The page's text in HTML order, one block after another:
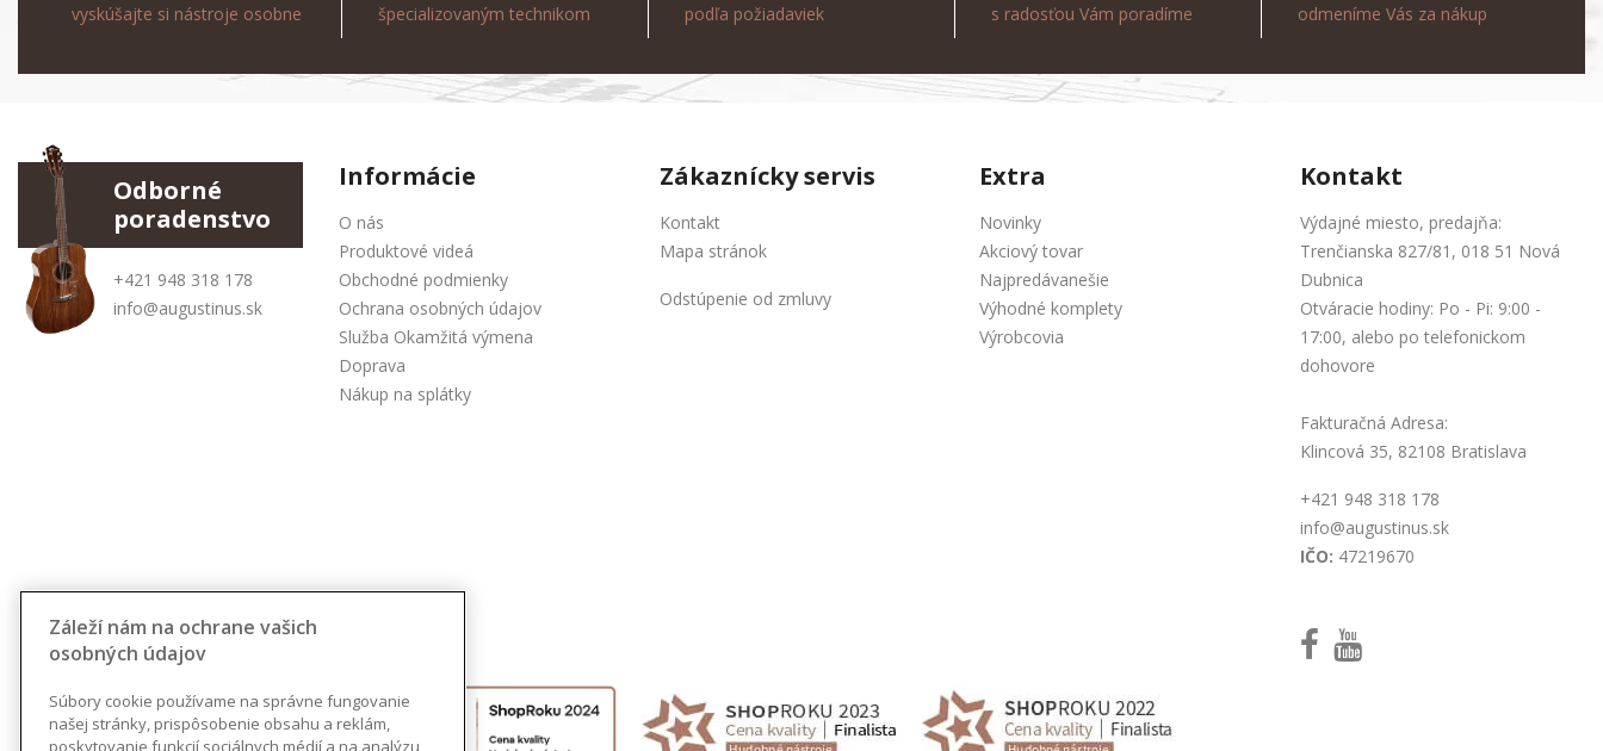
vyskúšajte si nástroje osobne špecializovaným technikom podľa požiadaviek s radosťou Vám poradíme odmeníme Vás za nákup
Odborné
poradenstvo
+421 948 318 178
info@augustinus.sk
Informácie
O nás
Produktové videá
Obchodné podmienky
Ochrana osobných údajov
Služba Okamžitá výmena
Doprava
Nákup na splátky
Zákaznícky servis
Kontakt
Mapa stránok
Odstúpenie od zmluvy
Extra
Novinky
Akciový tovar
Najpredávanešie
Výhodné komplety
Výrobcovia
Kontakt
Výdajné miesto, predajňa:
Trenčianska 827/81, 018 51 Nová
Dubnica
Otváracie hodiny: Po - Pi: 9:00 -
17:00, alebo po telefonickom
dohovore
Fakturačná Adresa:
Klincová 35, 82108 Bratislava
+421 948 318 178
info@augustinus.sk
IČO: 47219670
Záleží nám na ochrane vašich
osobných údajov
Súbory cookie používame na správne fungovanie
našej stránky, prispôsobenie obsahu a reklám,
poskytovanie funkcií sociálnych médií a na analýzu